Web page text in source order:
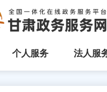
个人服务 法人服